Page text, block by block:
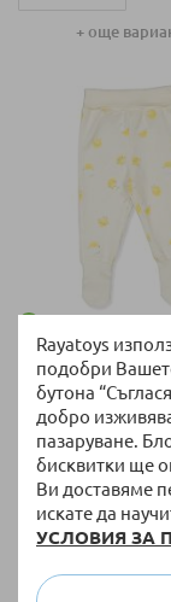
Rayatoys
подобри
бутона
добро
пазаруване.
бисквитки ще
Ви доставяме
искате да
УСЛОВИЯ ЗА
62 СМ (1-3 М)
+ още
Ританки Bebetto
Екрю, 0-12 м., T3795
7,10 €/13,89 лв.
Специална цена
68 СМ (3-6М)
62 СМ (0-3М)
80 СМ (9-12М)